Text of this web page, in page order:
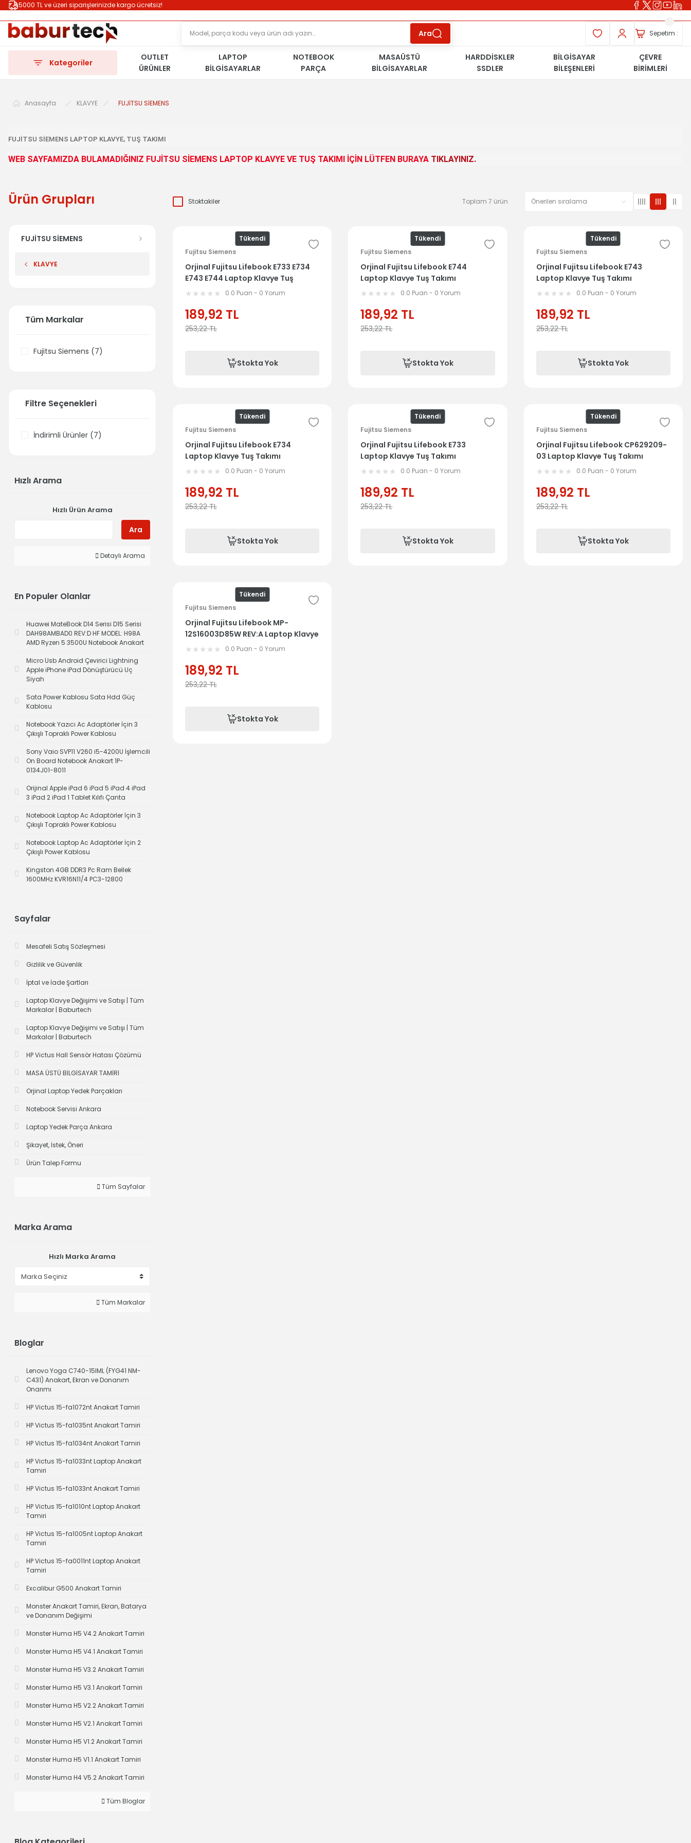
5000 TL ve üzeri siparişlerinizde kargo ücretsiz!
ÜCRETSİZ TESLİMAT İMKANIKOŞULSUZ İADE
HAKKISÜRDÜRÜLEBİLİR ÜRÜNLER
Ara Sepetim :
Kategoriler
OUTLET
ÜRÜNLER
LAPTOP
BİLGİSAYARLAR
NOTEBOOK
PARÇA
MASAÜSTÜ
BİLGİSAYARLAR
HARDDİSKLER
SSDLER
BİLGİSAYAR
BİLEŞENLERİ
ÇEVRE
BİRİMLERİ
Anasayfa KLAVYE FUJİTSU SİEMENS
FUJİTSU SİEMENS LAPTOP KLAVYE, TUŞ TAKIMI
WEB SAYFAMIZDA BULAMADIĞINIZ FUJİTSU SİEMENS LAPTOP KLAVYE VE TUŞ TAKIMI İÇİN LÜTFEN BURAYA TIKLAYINIZ.
Ürün Grupları
FUJİTSU SİEMENS
KLAVYE
Tüm Markalar
Fujitsu Siemens (7)
Filtre Seçenekleri
İndirimli Ürünler (7)
Hızlı Arama
Hızlı Ürün Arama
Ara
Detaylı Arama
En Populer Olanlar
Huawei MateBook D14 Serisi D15 Serisi
DAH98AMBAD0 REV:D HF MODEL: H98A
AMD Ryzen 5 3500U Notebook Anakart
Micro Usb Android Çevirici Lightning
Apple iPhone iPad Dönüştürücü Uç
Siyah
Sata Power Kablosu Sata Hdd Güç
Kablosu
Notebook Yazıcı Ac Adaptörler İçin 3
Çıkışlı Topraklı Power Kablosu
Sony Vaio SVP11 V260 i5-4200U İşlemcili
On Board Notebook Anakart 1P-
0134J01-8011
Orijinal Apple iPad 6 iPad 5 iPad 4 iPad
3 iPad 2 iPad 1 Tablet Kılıfı Çanta
Notebook Laptop Ac Adaptörler İçin 3
Çıkışlı Topraklı Power Kablosu
Notebook Laptop Ac Adaptörler İçin 2
Çıkışlı Power Kablosu
Kingston 4GB DDR3 Pc Ram Bellek
1600MHz KVR16N11/4 PC3-12800
Sayfalar
Mesafeli Satış Sözleşmesi
Gizlilik ve Güvenlik
İptal ve İade Şartları
Laptop Klavye Değişimi ve Satışı | Tüm
Markalar | Baburtech
Laptop Klavye Değişimi ve Satışı | Tüm
Markalar | Baburtech
HP Victus Hall Sensör Hatası Çözümü
MASA ÜSTÜ BİLGİSAYAR TAMİRİ
Orjinal Laptop Yedek Parçakları
Notebook Servisi Ankara
Laptop Yedek Parça Ankara
Şikayet, İstek, Öneri
Ürün Talep Formu
Tüm Sayfalar
Marka Arama
Hızlı Marka Arama
Tüm Markalar
Bloglar
Lenovo Yoga C740-15IML (FYG41 NM-
C431) Anakart, Ekran ve Donanım
Onarımı
HP Victus 15-fa1072nt Anakart Tamiri
HP Victus 15-fa1035nt Anakart Tamiri
HP Victus 15-fa1034nt Anakart Tamiri
HP Victus 15-fa1033nt Laptop Anakart
Tamiri
HP Victus 15-fa1033nt Anakart Tamiri
HP Victus 15-fa1010nt Laptop Anakart
Tamiri
HP Victus 15-fa1005nt Laptop Anakart
Tamiri
HP Victus 15-fa0011nt Laptop Anakart
Tamiri
Excalibur G500 Anakart Tamiri
Monster Anakart Tamiri, Ekran, Batarya
ve Donanım Değişimi
Monster Huma H5 V4.2 Anakart Tamiri
Monster Huma H5 V4.1 Anakart Tamiri
Monster Huma H5 V3.2 Anakart Tamiri
Monster Huma H5 V3.1 Anakart Tamiri
Monster Huma H5 V2.2 Anakart Tamiri
Monster Huma H5 V2.1 Anakart Tamiri
Monster Huma H5 V1.2 Anakart Tamiri
Monster Huma H5 V1.1 Anakart Tamiri
Monster Huma H4 V5.2 Anakart Tamiri
Tüm Bloglar
Stoktakiler Toplam 7 ürün
Tükendi
Fujitsu Siemens
Orjinal Fujitsu Lifebook E733 E734
E743 E744 Laptop Klavye Tuş
Takımı
0.0 Puan - 0 Yorum
189,92 TL
253,22TL
Stokta Yok
Tükendi
Fujitsu Siemens
Orjinal Fujitsu Lifebook E744
Laptop Klavye Tuş Takımı
0.0 Puan - 0 Yorum
189,92 TL
253,22TL
Stokta Yok
Tükendi
Fujitsu Siemens
Orjinal Fujitsu Lifebook E743
Laptop Klavye Tuş Takımı
0.0 Puan - 0 Yorum
189,92 TL
253,22TL
Stokta Yok
Tükendi
Fujitsu Siemens
Orjinal Fujitsu Lifebook E734
Laptop Klavye Tuş Takımı
0.0 Puan - 0 Yorum
189,92 TL
253,22TL
Stokta Yok
Tükendi
Fujitsu Siemens
Orjinal Fujitsu Lifebook E733
Laptop Klavye Tuş Takımı
0.0 Puan - 0 Yorum
189,92 TL
253,22TL
Stokta Yok
Tükendi
Fujitsu Siemens
Orjinal Fujitsu Lifebook CP629209-
03 Laptop Klavye Tuş Takımı
0.0 Puan - 0 Yorum
189,92 TL
253,22TL
Stokta Yok
Tükendi
Fujitsu Siemens
Orjinal Fujitsu Lifebook MP-
12S16003D85W REV:A Laptop Klavye
Tuş Takımı
0.0 Puan - 0 Yorum
189,92 TL
253,22TL
Stokta Yok